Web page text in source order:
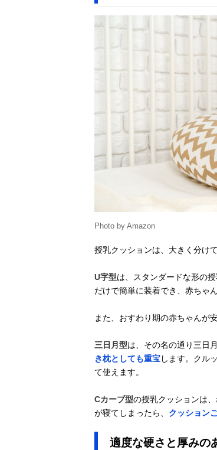
Photo by Amazon
授乳クッションは、大きく分けて
U字型は、スタンダードな形の授
だけで簡単に装着でき、赤ちゃ
また、おすわり期の赤ちゃんが
三日月型は、その名の通り三日
き枕としても重宝します。クル
て使えます。
Cカーブ型の授乳クッションは
が寝てしまったら、 クッション
適度な硬さと厚みの